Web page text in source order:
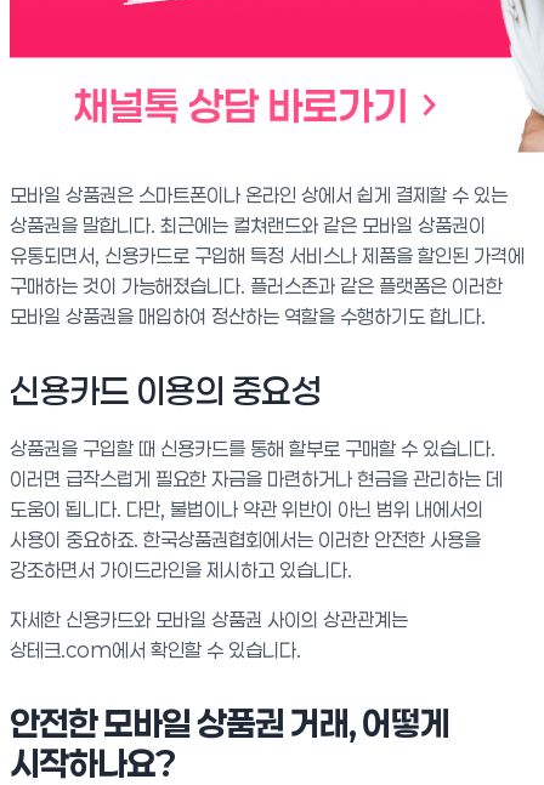
모바일 상품권은 스마트폰이나 온라인 상에서 쉽게 결제할 수 있는
상품권을 말합니다. 최근에는 컬쳐랜드와 같은 모바일 상품권이
유통되면서, 신용카드로 구입해 특정 서비스나 제품을 할인된 가격에
구매하는 것이 가능해졌습니다. 플러스존과 같은 플랫폼은 이러한
모바일 상품권을 매입하여 정산하는 역할을 수행하기도 합니다.
신용카드 이용의 중요성
상품권을 구입할 때 신용카드를 통해 할부로 구매할 수 있습니다.
이러면 급작스럽게 필요한 자금을 마련하거나 현금을 관리하는 데
도움이 됩니다. 다만, 불법이나 약관 위반이 아닌 범위 내에서의
사용이 중요하죠. 한국상품권협회에서는 이러한 안전한 사용을
강조하면서 가이드라인을 제시하고 있습니다.
자세한 신용카드와 모바일 상품권 사이의 상관관계는
상테크.com에서 확인할 수 있습니다.
안전한 모바일 상품권 거래, 어떻게
시작하나요?